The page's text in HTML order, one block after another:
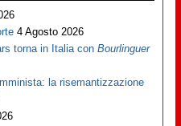
4 Agosto 2026
torna in Italia conBourlinguer
la risemantizzazione